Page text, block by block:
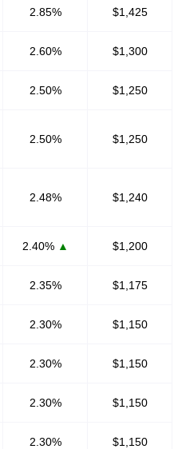
2.85% $1,425
2.60% $1,300
2.50% $1,250
2.50% $1,250
2.48% $1,240
2.40% ▲ $1,200
2.35% $1,175
2.30% $1,150
2.30% $1,150
2.30% $1,150
2.30% $1,150